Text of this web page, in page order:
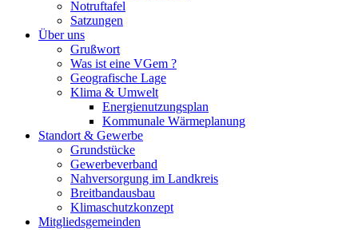
Notruftafel
Satzungen
Über uns
Grußwort
Was ist eine VGem ?
Geografische Lage
Klima & Umwelt
Energienutzungsplan
Kommunale Wärmeplanung
Standort & Gewerbe
Grundstücke
Gewerbeverband
Nahversorgung im Landkreis
Breitbandausbau
Klimaschutzkonzept
Mitgliedsgemeinden